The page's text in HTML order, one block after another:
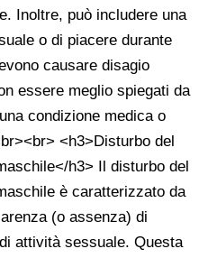
Inoltre, può includere una
o di piacere durante
causare disagio
essere meglio spiegati da
condizione medica o
<h3>Disturbo del
h3> Il disturbo del
è caratterizzato da
(o assenza) di
attività sessuale. Questa